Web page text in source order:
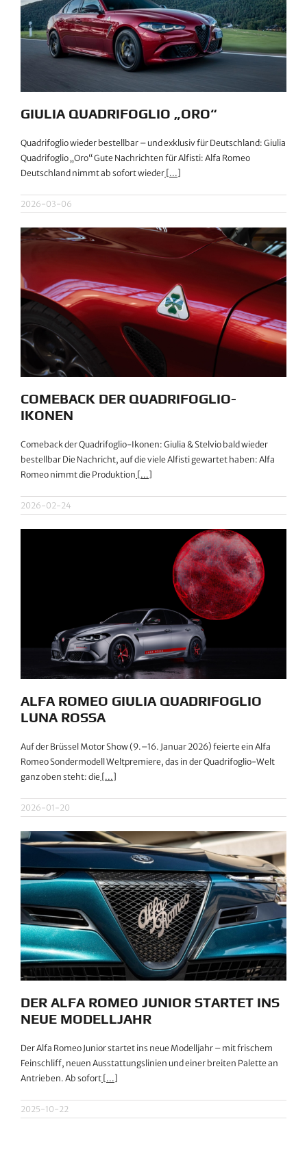
GIULIA QUADRIFOGLIO „ORO“
Quadrifoglio wieder bestellbar – und exklusiv für Deutschland: Giulia
Quadrifoglio „Oro“ Gute Nachrichten für Alfisti: Alfa Romeo
Deutschland nimmt ab sofort wieder[...]
2026-03-06
COMEBACK DER QUADRIFOGLIO-
IKONEN
Comeback der Quadrifoglio-Ikonen: Giulia & Stelvio bald wieder
bestellbar Die Nachricht, auf die viele Alfisti gewartet haben: Alfa
Romeo nimmt die Produktion [...]
2026-02-24
ALFA ROMEO GIULIA QUADRIFOGLIO
LUNA ROSSA
Auf der Brüssel Motor Show (9.–16. Januar 2026) feierte ein Alfa
Romeo Sondermodell Weltpremiere, das in der Quadrifoglio-Welt
ganz oben steht: die[...]
2026-01-20
DER ALFA ROMEO JUNIOR STARTET INS
NEUE MODELLJAHR
Der Alfa Romeo Junior startet ins neue Modelljahr – mit frischem
Feinschliff, neuen Ausstattungslinien und einer breiten Palette an
Antrieben. Ab sofort[...]
2025-10-22